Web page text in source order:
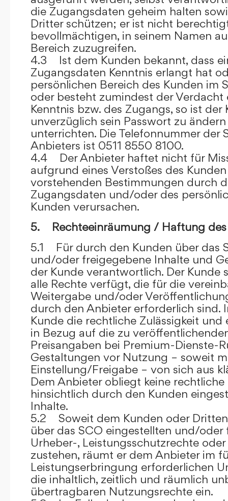
die Zugangsdaten geheim halten
Dritter schützen; er ist nicht
bevollmächtigen, in seinem Namen
Bereich zuzugreifen.
4.3 Ist dem Kunden bekannt, dass
Zugangsdaten Kenntnis erlangt hat
persönlichen Bereich des Kunden im
oder besteht zumindest der Verdacht
Kenntnis bzw. des Zugangs, so ist
unverzüglich sein Passwort zu
unterrichten. Die Telefonnummer der
Anbieters ist 0511 8550 8100.
4.4 Der Anbieter haftet nicht für
aufgrund eines Verstoßes des
vorstehenden Bestimmungen durch
Zugangsdaten und/oder des
Kunden verursachen.
5. Rechteeinräumung / Haftung des
5.1 Für durch den Kunden über das
und/oder freigegebene Inhalte und
der Kunde verantwortlich. Der Kunde
alle Rechte verfügt, die für die
Weitergabe und/oder
durch den Anbieter erforderlich sind.
Kunde die rechtliche Zulässigkeit
in Bezug auf die zu
Preisangaben bei Premium-Dienste-
Gestaltungen vor Nutzung – soweit
Einstellung/Freigabe – von sich aus
Dem Anbieter obliegt keine
hinsichtlich durch den Kunden
Inhalte.
5.2 Soweit dem Kunden oder
über das SCO eingestellten und/
Urheber-, Leistungsschutzrechte
zustehen, räumt er dem Anbieter im
Leistungserbringung erforderlichen
die inhaltlich, zeitlich und räumlich
übertragbaren Nutzungsrechte ein.